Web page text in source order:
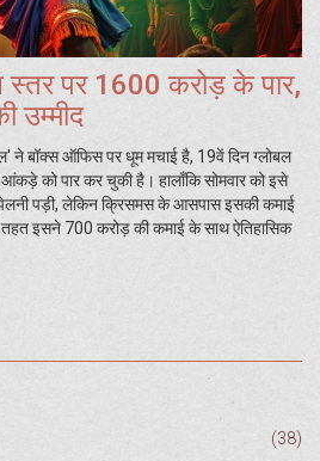
पर 1600 करोड़ के पार,
उम्मीद
ने बॉक्स ऑफिस पर धूम मचाई है, 19वें दिन ग्लोबल
को पार कर चुकी है। हालाँकि सोमवार को इसे
पड़ी, लेकिन क्रिसमस के आसपास इसकी कमाई
तहत इसने 700 करोड़ की कमाई के साथ ऐतिहासिक
(38)